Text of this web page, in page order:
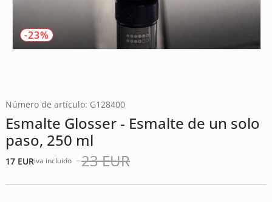
-23%
Número de artículo: G128400
Esmalte Glosser - Esmalte de un solo
paso, 250 ml
23EUR
El
17 EUR
El
iva incluido